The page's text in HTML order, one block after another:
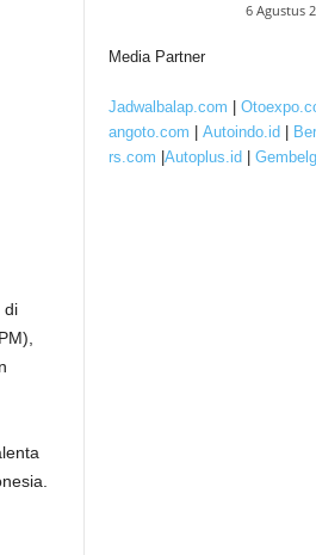
di
6 Agustus
Media Partner
Jadwalbalap.com
angoto.com
Autoindo.id
rs.com Autoplus.id